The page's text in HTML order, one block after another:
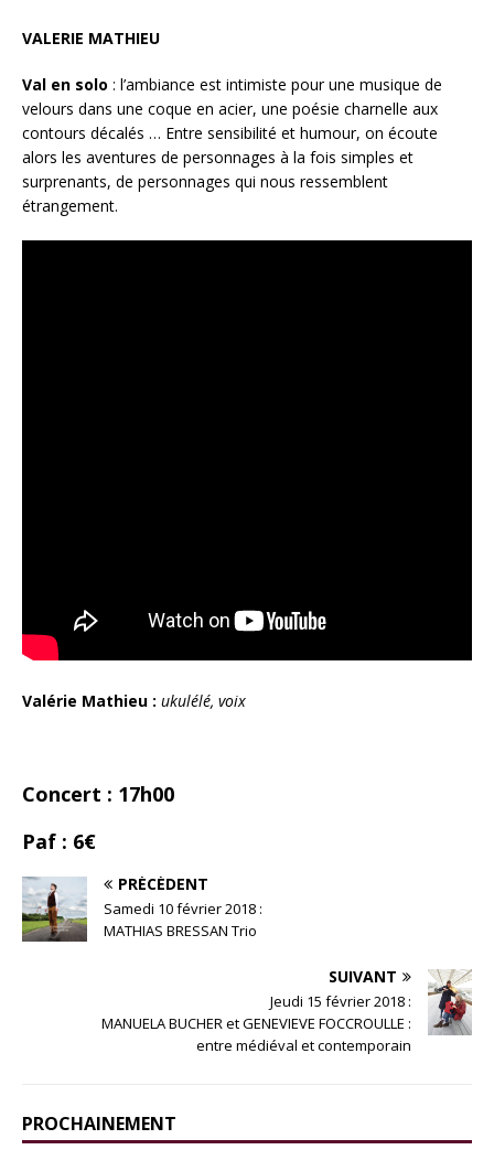
VALERIE MATHIEU
Val en solo : l’ambiance est intimiste pour une musique de
velours dans une coque en acier, une poésie charnelle aux
contours décalés … Entre sensibilité et humour, on écoute
alors les aventures de personnages à la fois simples et
surprenants, de personnages qui nous ressemblent
étrangement.
Valérie Mathieu : ukulélé, voix
Concert : 17h00
Paf : 6€
PRÉCÉDENT
Samedi 10 février 2018 :
MATHIAS BRESSAN Trio
SUIVANT
Jeudi 15 février 2018 :
MANUELA BUCHER et GENEVIEVE FOCCROULLE :
entre médiéval et contemporain
PROCHAINEMENT